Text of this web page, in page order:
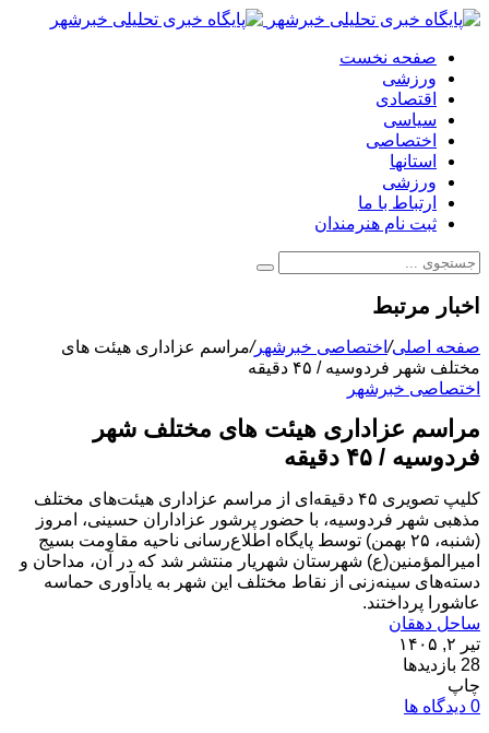
صفحه نخست
ورزشی
اقتصادی
سیاسی
اختصاصی
استانها
ورزشی
ارتباط با ما
ثبت نام هنرمندان
اخبار مرتبط
صفحه اصلی/اختصاصی خبرشهر/مراسم عزاداری هیئت های
مختلف شهر فردوسیه / ۴۵ دقیقه
اختصاصی خبرشهر
مراسم عزاداری هیئت های مختلف شهر
فردوسیه / ۴۵ دقیقه
کلیپ تصویری ۴۵ دقیقه‌ای از مراسم عزاداری هیئت‌های مختلف
مذهبی شهر فردوسیه، با حضور پرشور عزاداران حسینی، امروز
(شنبه، ۲۵ بهمن) توسط پایگاه اطلاع‌رسانی ناحیه مقاومت بسیج
امیرالمؤمنین(ع) شهرستان شهریار منتشر شد که در آن، مداحان و
دسته‌های سینه‌زنی از نقاط مختلف این شهر به یادآوری حماسه
عاشورا پرداختند.
ساحل دهقان
تیر ۲, ۱۴۰۵
28 بازدیدها
چاپ
0 دیدگاه ها